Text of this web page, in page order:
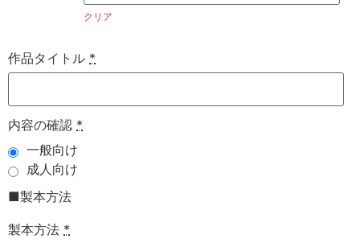
クリア
作品タイトル *
内容の確認 *
一般向け
成人向け
■製本方法
製本方法 *